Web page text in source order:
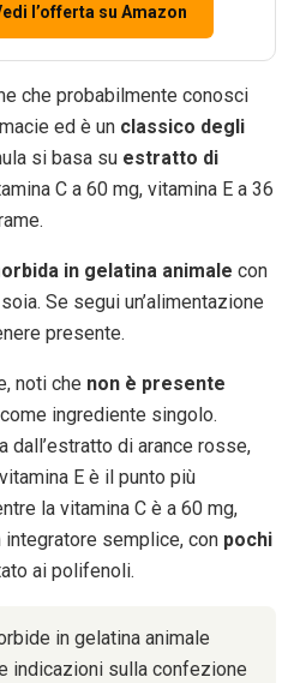
l’offerta su Amazon
che probabilmente conosci
ed è un classico degli
si basa su estratto di
C a 60 mg, vitamina E a 36
in gelatina animale con
Se segui un’alimentazione
presente.
noti che non è presente
come ingrediente singolo.
dall’estratto di arance rosse,
E è il punto più
la vitamina C è a 60 mg,
integratore semplice, con pochi
ai polifenoli.
in gelatina animale
indicazioni sulla confezione